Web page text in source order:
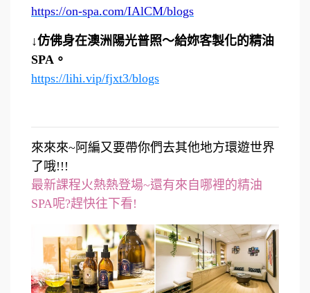
https://on-spa.com/IAlCM/blogs
↓仿佛身在澳洲陽光普照～給妳客製化的精油
SPA。
https://lihi.vip/fjxt3/blogs
來來來~阿編又要帶你們去其他地方環遊世界
了哦!!!
最新課程火熱熱登場~還有來自哪裡的精油
SPA呢?趕快往下看!